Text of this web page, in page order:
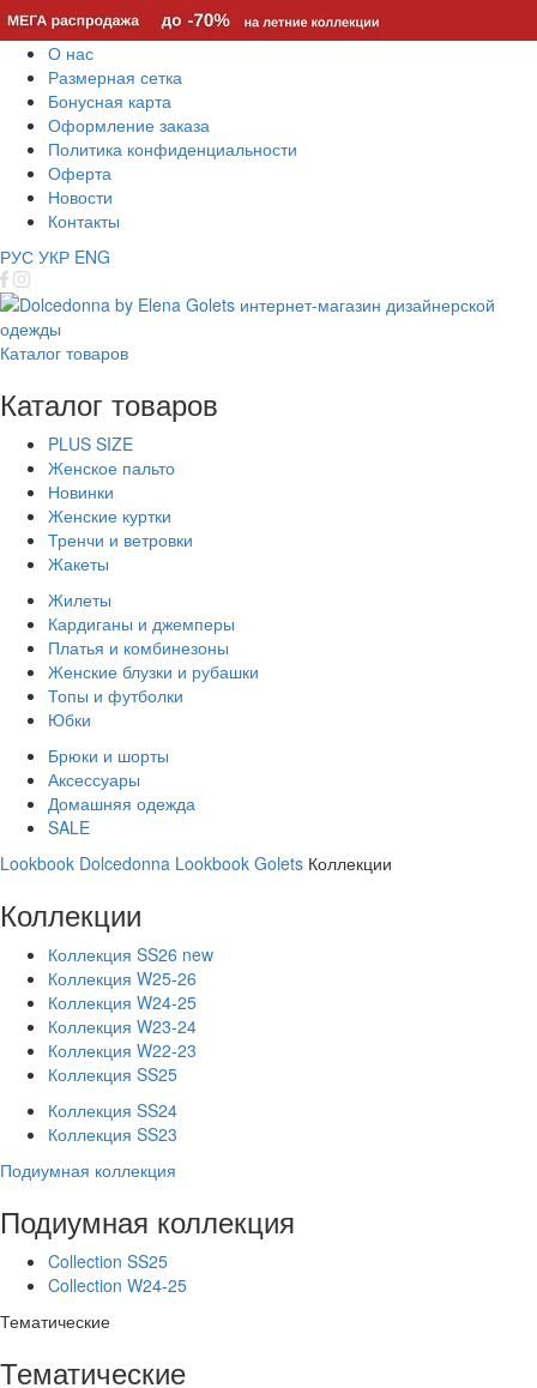
О нас
Размерная сетка
Бонусная карта
Оформление заказа
Политика конфиденциальности
Оферта
Новости
Контакты
РУС УКР ENG
Каталог товаров
Каталог товаров
PLUS SIZE
Женское пальто
Новинки
Женские куртки
Тренчи и ветровки
Жакеты
Жилеты
Кардиганы и джемперы
Платья и комбинезоны
Женские блузки и рубашки
Топы и футболки
Юбки
Брюки и шорты
Аксессуары
Домашняя одежда
SALE
Lookbook Dolcedonna Lookbook Golets Коллекции
Коллекции
Коллекция SS26 new
Коллекция W25-26
Коллекция W24-25
Коллекция W23-24
Коллекция W22-23
Коллекция SS25
Коллекция SS24
Коллекция SS23
Подиумная коллекция
Подиумная коллекция
Collection SS25
Collection W24-25
Тематические
Тематические